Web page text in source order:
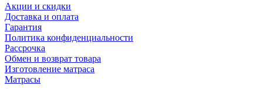
Акции и скидки
Доставка и оплата
Гарантия
Политика конфиденциальности
Рассрочка
Обмен и возврат товара
Изготовление матраса
Матрасы